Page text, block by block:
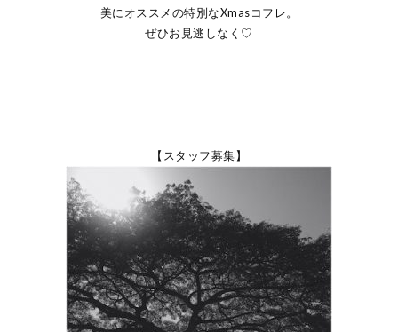
美にオススメの特別なXmasコフレ。
ぜひお見逃しなく♡
【スタッフ募集】